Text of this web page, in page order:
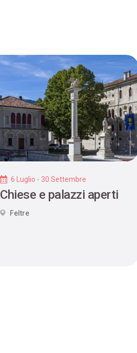
6 Luglio - 30 Settembre
Chiese e palazzi aperti
Feltre